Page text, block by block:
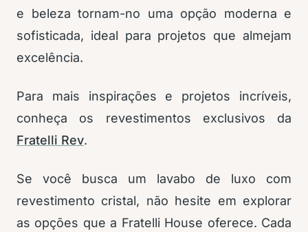
e beleza tornam-no uma opção moderna e
sofisticada, ideal para projetos que almejam
excelência.
Para mais inspirações e projetos incríveis,
conheça os revestimentos exclusivos da
Fratelli Rev.
Se você busca um lavabo de luxo com
revestimento cristal, não hesite em explorar
as opções que a Fratelli House oferece. Cada